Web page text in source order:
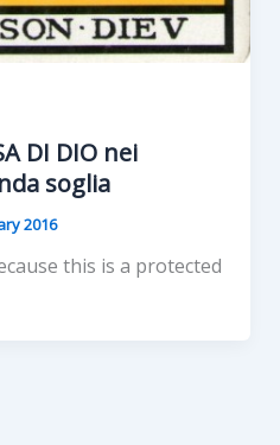
DI DIO nei
soglia
2016
this is a protected